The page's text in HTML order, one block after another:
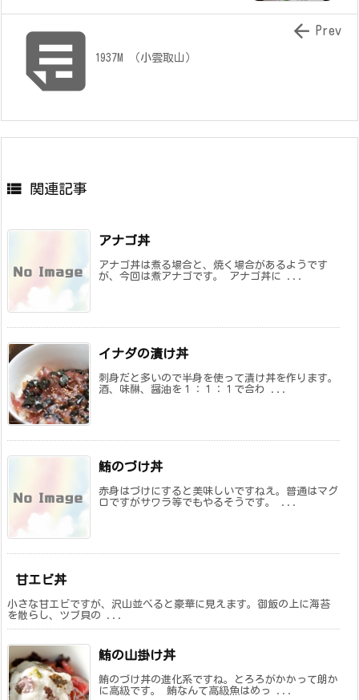
 1937M （小雲取山）
 Prev
 関連記事
アナゴ丼
アナゴ丼は煮る場合と、焼く場合があるようです
が、今回は煮アナゴです。 アナゴ丼に ...
イナダの漬け丼
刺身だと多いので半身を使って漬け丼を作ります。
酒、味醂、醤油を１：１：１で合わ ...
鮪のづけ丼
赤身はづけにすると美味しいですねえ。普通はマグ
ロですがサワラ等でもやるそうです。 ...
甘エビ丼
小さな甘エビですが、沢山並べると豪華に見えます。御飯の上に海苔
を散らし、ツブ貝の ...
鮪の山掛け丼
鮪のづけ丼の進化系ですね。とろろがかかって朗か
に高級です。 鮪なんて高級魚はめっ ...